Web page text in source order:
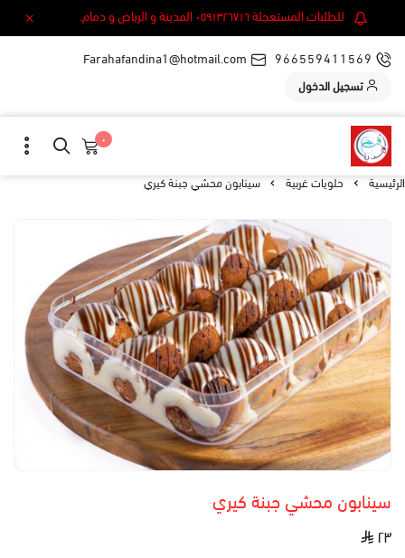
للطلبات المستعجلة ٠٥٩١٣٢٦٧١٦ المدينة و الرياض و دمام.
966559411569
Farahafandina1@hotmail.com
تسجيل الدخول
٠
الرئيسية حلويات غربية سينابون محشي جبنة كيري
سينابون محشي جبنة كيري
٢٣